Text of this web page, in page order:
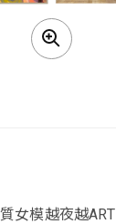
女模越夜越ART